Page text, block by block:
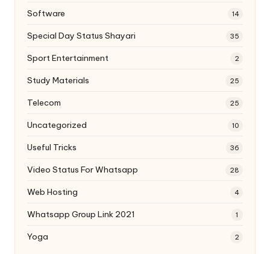
Software 14
Special Day Status Shayari 35
Sport Entertainment 2
Study Materials 25
Telecom 25
Uncategorized 10
Useful Tricks 36
Video Status For Whatsapp 28
Web Hosting 4
Whatsapp Group Link 2021 1
Yoga 2